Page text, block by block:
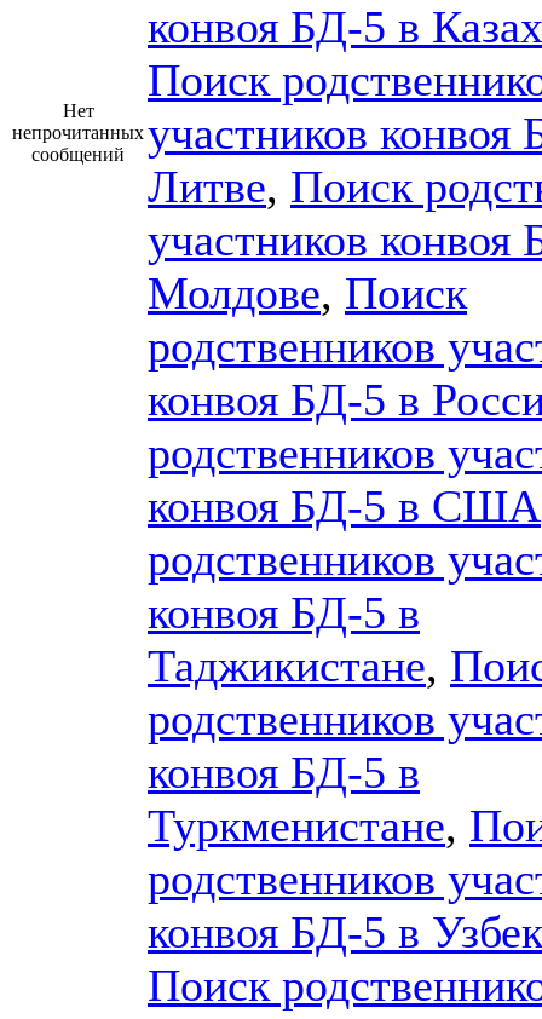
Нет
непрочитанных
сообщений
конвоя БД-5 в
Поиск
участников конвоя
Литве, Поиск
участников конвоя
Молдове, Поиск
родственников
конвоя БД-5 в
родственников
конвоя БД-5 в США
родственников
конвоя БД-5 в
Таджикистане,
родственников
конвоя БД-5 в
Туркменистане,
родственников
конвоя БД-5 в
Поиск